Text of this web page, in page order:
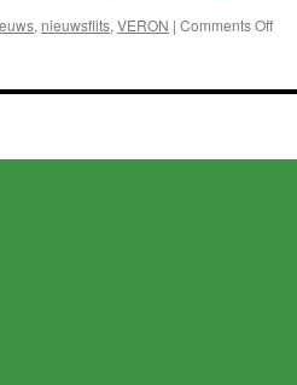
, nieuwsflits, VERON | Comments Offon
van